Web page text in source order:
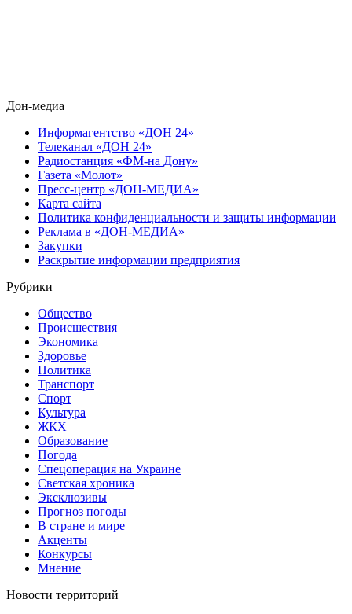
Дон-медиа
Информагентство «ДОН 24»
Телеканал «ДОН 24»
Радиостанция «ФМ-на Дону»
Газета «Молот»
Пресс-центр «ДОН-МЕДИА»
Карта сайта
Политика конфиденциальности и защиты информации
Реклама в «ДОН-МЕДИА»
Закупки
Раскрытие информации предприятия
Рубрики
Общество
Происшествия
Экономика
Здоровье
Политика
Транспорт
Спорт
Культура
ЖКХ
Образование
Погода
Спецоперация на Украине
Светская хроника
Эксклюзивы
Прогноз погоды
В стране и мире
Акценты
Конкурсы
Мнение
Новости территорий